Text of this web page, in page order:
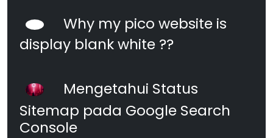
Why my pico website is
display blank white ??
Mengetahui Status
Sitemap pada Google Search
Console